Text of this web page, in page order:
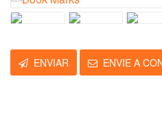
ENVIAR ENVIE A